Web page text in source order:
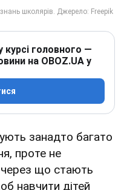
головного —
на OBOZ.UA у
занадто багато
проте не
через що стають
навчити дітей